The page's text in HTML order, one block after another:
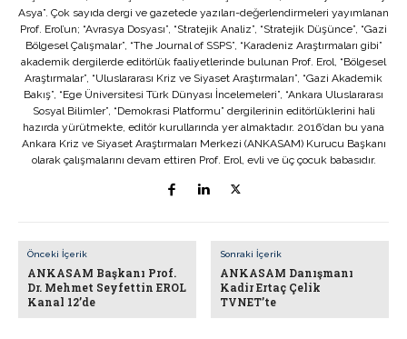
Asya”. Çok sayıda dergi ve gazetede yazıları-değerlendirmeleri yayımlanan
Prof. Erol’un; “Avrasya Dosyası”, “Stratejik Analiz”, “Stratejik Düşünce”, “Gazi
Bölgesel Çalışmalar”, “The Journal of SSPS”, “Karadeniz Araştırmaları gibi”
akademik dergilerde editörlük faaliyetlerinde bulunan Prof. Erol, “Bölgesel
Araştırmalar”, “Uluslararası Kriz ve Siyaset Araştırmaları”, “Gazi Akademik
Bakış”, “Ege Üniversitesi Türk Dünyası İncelemeleri”, “Ankara Uluslararası
Sosyal Bilimler”, “Demokrasi Platformu” dergilerinin editörlüklerini hali
hazırda yürütmekte, editör kurullarında yer almaktadır. 2016’dan bu yana
Ankara Kriz ve Siyaset Araştırmaları Merkezi (ANKASAM) Kurucu Başkanı
olarak çalışmalarını devam ettiren Prof. Erol, evli ve üç çocuk babasıdır.
Önceki İçerik
ANKASAM Başkanı Prof.
Dr. Mehmet Seyfettin EROL
Kanal 12’de
Sonraki İçerik
ANKASAM Danışmanı
Kadir Ertaç Çelik
TVNET’te